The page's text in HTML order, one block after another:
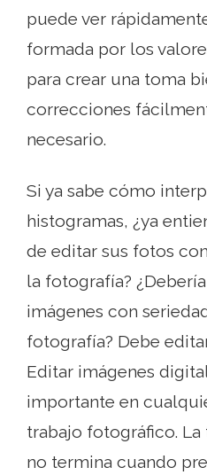
puede ver
formada por los
para crear una toma
correcciones
necesario.
Si ya sabe cómo
histogramas, ¿ya
de editar sus fotos
la fotografía?
imágenes con
fotografía? Debe
Editar imágenes
importante en
trabajo fotográfico.
no termina cuando